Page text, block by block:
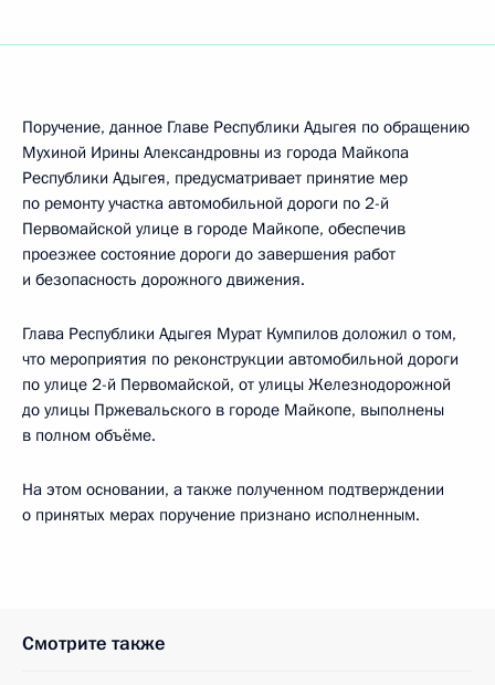
Поручение, данное Главе Республики Адыгея по обращению
Мухиной Ирины Александровны из города Майкопа
Республики Адыгея, предусматривает принятие мер
по ремонту участка автомобильной дороги по 2-й
Первомайской улице в городе Майкопе, обеспечив
проезжее состояние дороги до завершения работ
и безопасность дорожного движения.
Глава Республики Адыгея Мурат Кумпилов доложил о том,
что мероприятия по реконструкции автомобильной дороги
по улице 2-й Первомайской, от улицы Железнодорожной
до улицы Пржевальского в городе Майкопе, выполнены
в полном объёме.
На этом основании, а также полученном подтверждении
о принятых мерах поручение признано исполненным.
Смотрите также